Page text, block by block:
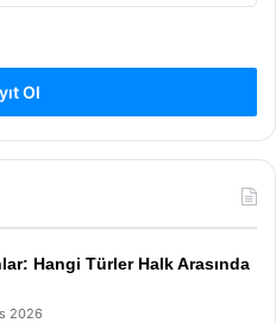
Ol
Hangi Türler Halk Arasında
2026